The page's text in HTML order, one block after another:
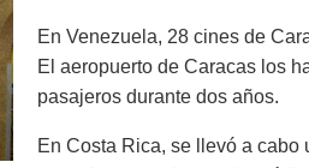
En Venezuela, 28 cines de
El aeropuerto de Caracas los
pasajeros durante dos años.
En Costa Rica, se llevó a